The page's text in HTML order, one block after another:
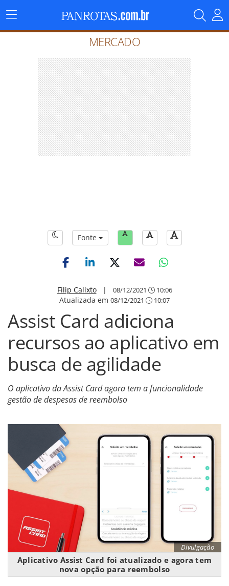
Menu
Principal
MERCADO
Fonte
Filip Calixto| 08/12/2021 10:06
Atualizada em 08/12/2021 10:07
Assist Card adiciona
recursos ao aplicativo em
busca de agilidade
O aplicativo da Assist Card agora tem a funcionalidade
gestão de despesas de reembolso
Divulgação
Aplicativo Assist Card foi atualizado e agora tem
nova opção para reembolso